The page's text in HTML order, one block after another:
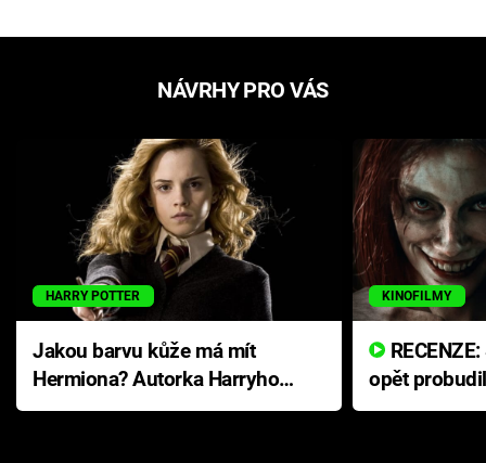
NÁVRHY PRO VÁS
HARRY POTTER
Jakou barvu kůže má mít
Hermiona? Autorka Harryho
Pottera přišla s ráznou
KINOFILMY
opět
přichází s